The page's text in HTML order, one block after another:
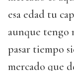
esa edad tu
aunque tengo
pasar tiempo
mercado que